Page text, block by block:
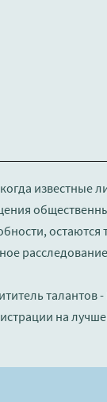
известные
остаются
на